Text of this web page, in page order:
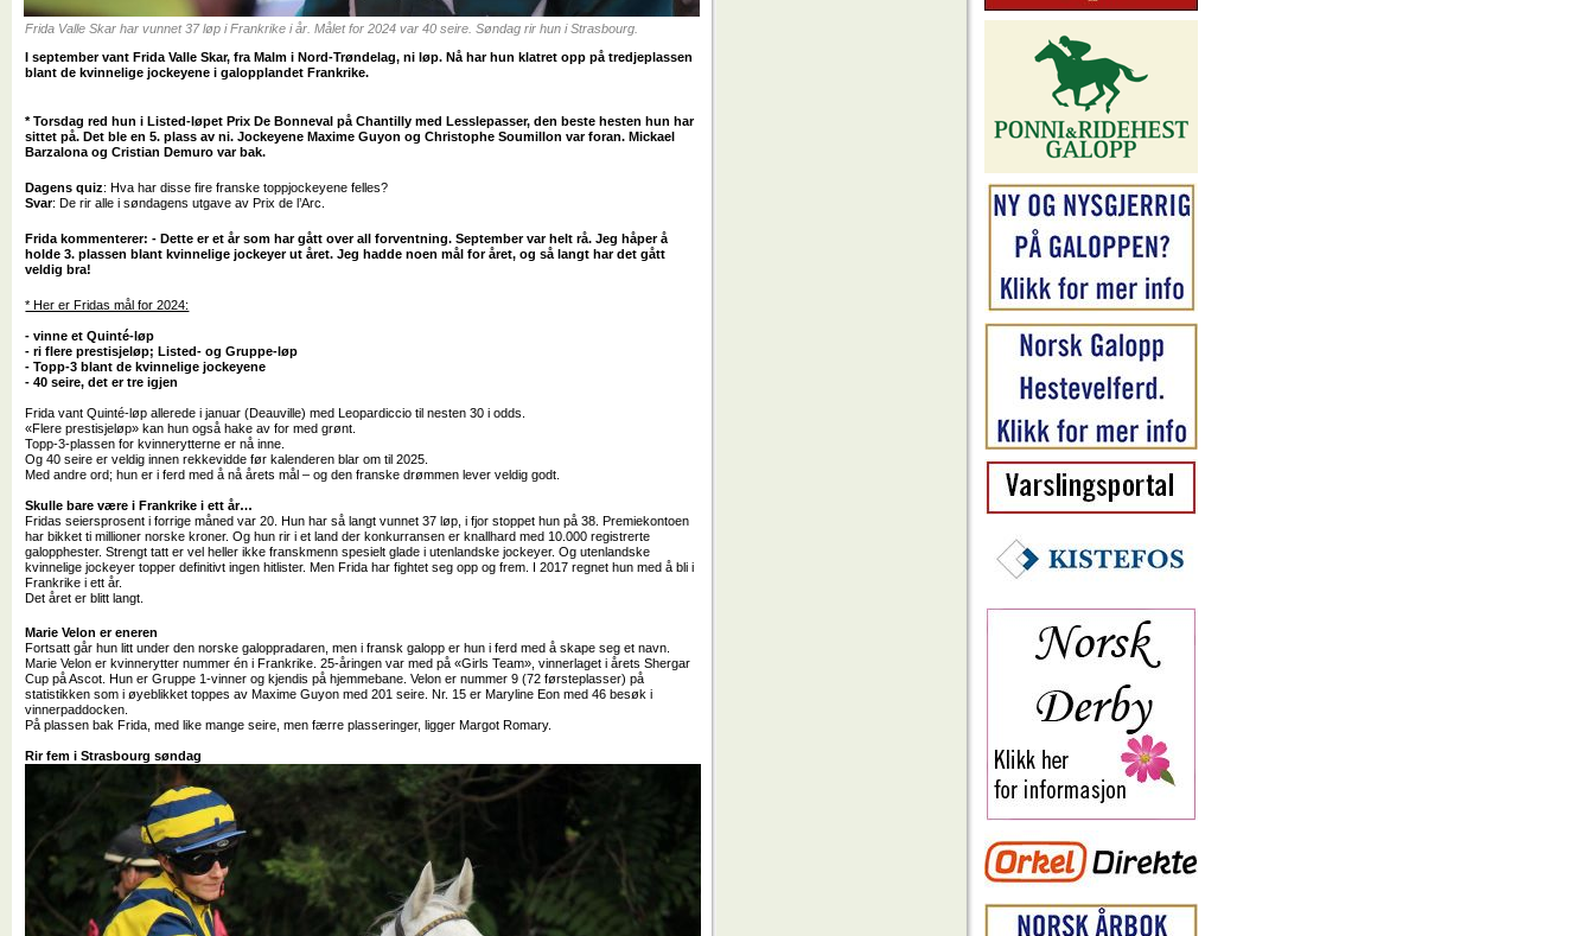
Frida Valle Skar har vunnet 37 løp i Frankrike i år. Målet for 2024 var 40 seire. Søndag rir hun i Strasbourg.
I september vant Frida Valle Skar, fra Malm i Nord-Trøndelag, ni løp. Nå har hun klatret opp på tredjeplassen
blant de kvinnelige jockeyene i galopplandet Frankrike.
* Torsdag red hun i Listed-løpet Prix De Bonneval på Chantilly med Lesslepasser, den beste hesten hun har
sittet på. Det ble en 5. plass av ni. Jockeyene Maxime Guyon og Christophe Soumillon var foran. Mickael
Barzalona og Cristian Demuro var bak.
Dagens quiz: Hva har disse fire franske toppjockeyene felles?
Svar: De rir alle i søndagens utgave av Prix de l’Arc.
Frida kommenterer: - Dette er et år som har gått over all forventning. September var helt rå. Jeg håper å
holde 3. plassen blant kvinnelige jockeyer ut året. Jeg hadde noen mål for året, og så langt har det gått
veldig bra!
* Her er Fridas mål for 2024:
- vinne et Quinté-løp
- ri flere prestisjeløp; Listed- og Gruppe-løp
- Topp-3 blant de kvinnelige jockeyene
- 40 seire, det er tre igjen
Frida vant Quinté-løp allerede i januar (Deauville) med Leopardiccio til nesten 30 i odds.
«Flere prestisjeløp» kan hun også hake av for med grønt.
Topp-3-plassen for kvinnerytterne er nå inne.
Og 40 seire er veldig innen rekkevidde før kalenderen blar om til 2025.
Med andre ord; hun er i ferd med å nå årets mål – og den franske drømmen lever veldig godt.
Skulle bare være i Frankrike i ett år…
Fridas seiersprosent i forrige måned var 20. Hun har så langt vunnet 37 løp, i fjor stoppet hun på 38. Premiekontoen
har bikket ti millioner norske kroner. Og hun rir i et land der konkurransen er knallhard med 10.000 registrerte
galopphester. Strengt tatt er vel heller ikke franskmenn spesielt glade i utenlandske jockeyer. Og utenlandske
kvinnelige jockeyer topper definitivt ingen hitlister. Men Frida har fightet seg opp og frem. I 2017 regnet hun med å bli i
Frankrike i ett år.
Det året er blitt langt.
Marie Velon er eneren
Fortsatt går hun litt under den norske galoppradaren, men i fransk galopp er hun i ferd med å skape seg et navn.
Marie Velon er kvinnerytter nummer én i Frankrike. 25-åringen var med på «Girls Team», vinnerlaget i årets Shergar
Cup på Ascot. Hun er Gruppe 1-vinner og kjendis på hjemmebane. Velon er nummer 9 (72 førsteplasser) på
statistikken som i øyeblikket toppes av Maxime Guyon med 201 seire. Nr. 15 er Maryline Eon med 46 besøk i
vinnerpaddocken.
På plassen bak Frida, med like mange seire, men færre plasseringer, ligger Margot Romary.
Rir fem i Strasbourg søndag